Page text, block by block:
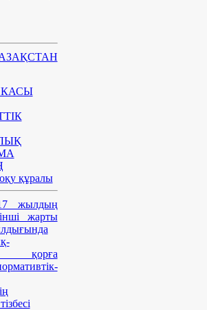
құралы
жылдың
жарты
қорға